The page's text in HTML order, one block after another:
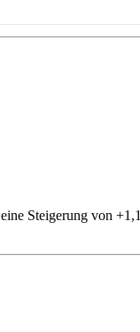
Steigerung von